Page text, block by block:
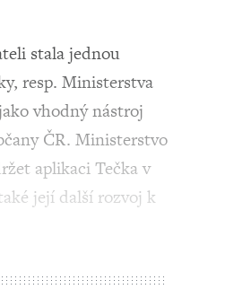
stala jednou
resp. Ministerstva
vhodný nástroj
ČR. Ministerstvo
aplikaci Tečka v
její další rozvoj k